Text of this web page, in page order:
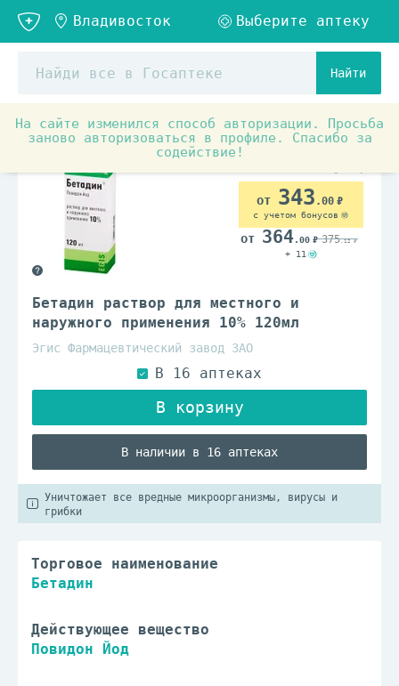
Найти
На сайте изменился способ авторизации. Просьба
заново авторизоваться в профиле. Спасибо за
содействие!
Аптечные товары Препараты для лечения
Бетадин раствор для местного и
наружного применения 10% 120мл
Эгис Фармацевтический завод ЗАО
В наличии в 16 аптеках
343 .00
с учетом бонусов
364.00 375.12
+ 11
Уничтожает все вредные микроорганизмы, вирусы и
грибки
Торговое наименование
Бетадин
Действующее вещество
Повидон Йод